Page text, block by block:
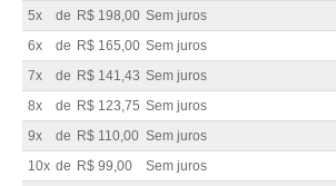
5x
de R$ 198,00 Sem juros
6x
de R$ 165,00 Sem juros
7x
de R$ 141,43 Sem juros
8x
de R$ 123,75 Sem juros
9x
de R$ 110,00 Sem juros
10x de R$ 99,00 Sem juros